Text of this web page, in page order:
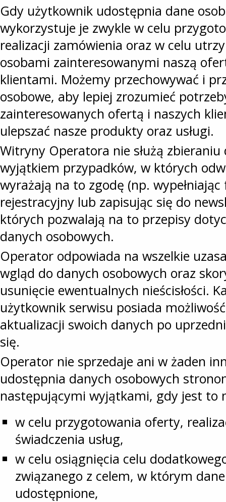
Gdy użytkownik udostępnia dane
wykorzystuje je zwykle w celu
realizacji zamówienia oraz w celu
osobami zainteresowanymi naszą
klientami. Możemy przechowywać i
osobowe, aby lepiej zrozumieć
zainteresowanych ofertą i naszych
ulepszać nasze produkty oraz usługi.
Witryny Operatora nie służą
wyjątkiem przypadków, w których
wyrażają na to zgodę (np.
rejestracyjny lub zapisując się do
których pozwalają na to przepisy
danych osobowych.
Operator odpowiada na wszelkie
wgląd do danych osobowych oraz
usunięcie ewentualnych nieścisłości.
użytkownik serwisu posiada
aktualizacji swoich danych po
się.
Operator nie sprzedaje ani w żaden
udostępnia danych osobowych
następującymi wyjątkami, gdy jest to
w celu przygotowania oferty,
świadczenia usług,
w celu osiągnięcia celu
związanego z celem, w którym
udostępnione,